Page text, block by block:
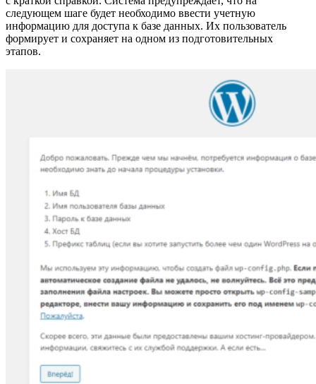
следующем шаге будет необходимо ввести учетную
информацию для доступа к базе данных. Их пользователь
формирует и сохраняет на одном из подготовительных
этапов.